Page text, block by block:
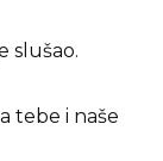
slušao.
tebe i naše